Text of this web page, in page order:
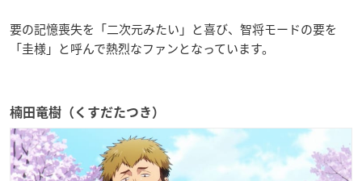
要の記憶喪失を「二次元みたい」と喜び、智将モードの要を
「圭様」と呼んで熱烈なファンとなっています。
楠田竜樹（くすだたつき）